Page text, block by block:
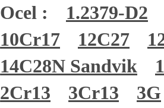
Ocel :
1.2379-D2
10Cr17
12C27
14C28N Sandvik
2Cr13
3Cr13
3G